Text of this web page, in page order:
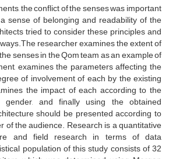
the conflict of the senses was important
sense of belonging and readability of the
tried to consider these principles and
researcher examines the extent of
senses in the Qom team as an example of
examines the parameters affecting the
of involvement of each by the existing
the impact of each according to the
and finally using the obtained
should be presented according to
of the audience. Research is a quantitative
and field research in terms of data
population of this study consists of 32